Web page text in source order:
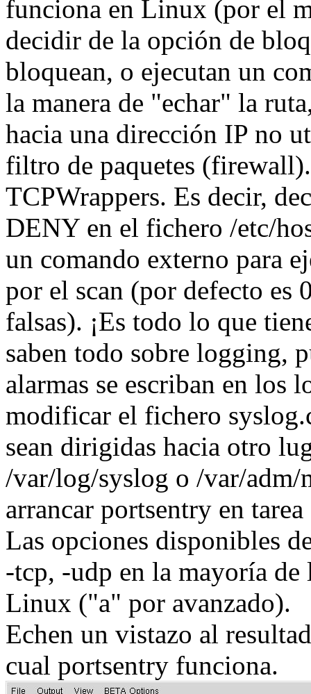
funciona en Linux (por el
decidir de la opción de
bloquean, o ejecutan un
la manera de "echar" la
hacia una dirección IP no
filtro de paquetes
TCPWrappers. Es decir,
DENY en el fichero /etc/
un comando externo para
por el scan (por defecto es
falsas). ¡Es todo lo que
saben todo sobre logging,
alarmas se escriban en los
modificar el fichero
sean dirigidas hacia otro
/var/log/syslog o /var/adm/
arrancar portsentry en
Las opciones disponibles
-tcp, -udp en la mayoría
Linux ("a" por avanzado).
Echen un vistazo al
cual portsentry funciona.